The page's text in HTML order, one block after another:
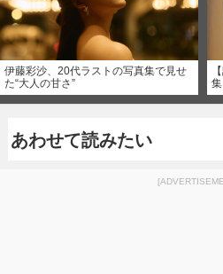
伊藤彩沙、20代ラストの写真集で見せ
た“大人の甘さ”
あわせて読みたい